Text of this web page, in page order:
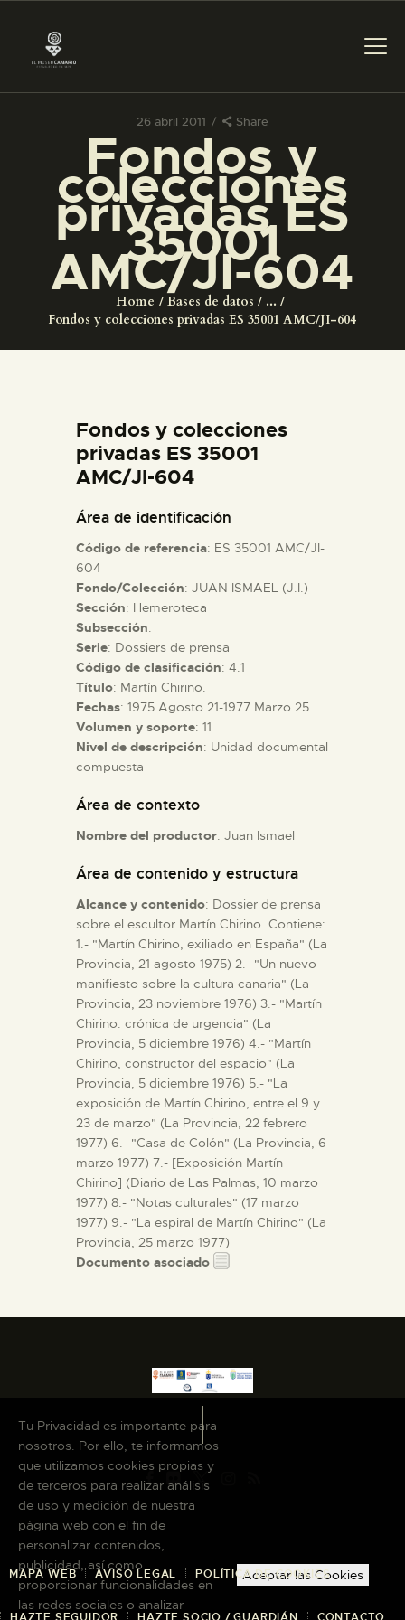
26 abril 2011 Share
Fondos y
colecciones
privadas ES
35001
AMC/JI-604
Home Bases de datos
...
Fondos y colecciones privadas ES 35001 AMC/JI-604
PREPARAR LA VISITA
ACTIVIDADES
█
EL MUSEO
DIDÁCTICA
ESPAÑOL
ACTIVIDADES
█
EL MUSEO
COLECCIONES
DIDÁCTICA
Fondos y colecciones
privadas ES 35001
AMC/JI-604
Área de identificación
Código de referencia: ES 35001 AMC/JI-
604
Fondo/Colección: JUAN ISMAEL (J.I.)
Sección: Hemeroteca
Subsección:
Serie: Dossiers de prensa
Código de clasificación: 4.1
Título: Martín Chirino.
Fechas: 1975.Agosto.21-1977.Marzo.25
Volumen y soporte: 11
Nivel de descripción: Unidad documental
compuesta
Área de contexto
Nombre del productor: Juan Ismael
Área de contenido y estructura
Alcance y contenido: Dossier de prensa
sobre el escultor Martín Chirino. Contiene:
1.- "Martín Chirino, exiliado en España" (La
Provincia, 21 agosto 1975) 2.- "Un nuevo
manifiesto sobre la cultura canaria" (La
Provincia, 23 noviembre 1976) 3.- "Martín
Chirino: crónica de urgencia" (La
Provincia, 5 diciembre 1976) 4.- "Martín
Chirino, constructor del espacio" (La
Provincia, 5 diciembre 1976) 5.- "La
exposición de Martín Chirino, entre el 9 y
23 de marzo" (La Provincia, 22 febrero
1977) 6.- "Casa de Colón" (La Provincia, 6
marzo 1977) 7.- [Exposición Martín
Chirino] (Diario de Las Palmas, 10 marzo
1977) 8.- "Notas culturales" (17 marzo
1977) 9.- "La espiral de Martín Chirino" (La
Provincia, 25 marzo 1977)
Documento asociado
MAPA WEB AVISO LEGAL POLÍTICA DE COOKIES
Tu Privacidad es importante para
nosotros. Por ello, te informamos
que utilizamos cookies propias y
de terceros para realizar análisis
de uso y medición de nuestra
página web con el fin de
personalizar contenidos,
publicidad, así como
proporcionar funcionalidades en
las redes sociales o analizar
Aceptar las Cookies